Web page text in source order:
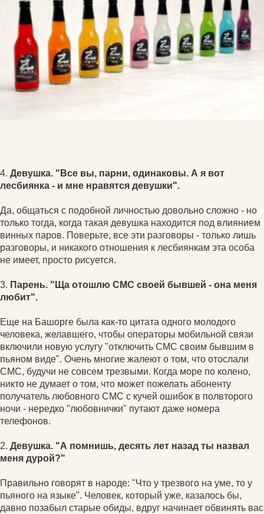
4. Девушка. "Все вы, парни, одинаковы. А я вот
лесбиянка - и мне нравятся девушки".
Да, общаться с подобной личностью довольно сложно - но
только тогда, когда такая девушка находится под влиянием
винных паров. Поверьте, все эти разговоры - только лишь
разговоры, и никакого отношения к лесбиянкам эта особа
не имеет, просто рисуется.
3. Парень. "Ща отошлю СМС своей бывшей - она меня
любит".
Еще на Башорге была как-то цитата одного молодого
человека, желавшего, чтобы операторы мобильной связи
включили новую услугу "отключить СМС своим бывшим в
пьяном виде". Очень многие жалеют о том, что отослали
СМС, будучи не совсем трезвыми. Когда море по колено,
никто не думает о том, что может пожелать абоненту
получатель любовного СМС с кучей ошибок в полвторого
ночи - нередко "любовнички" путают даже номера
телефонов.
2. Девушка. "А помнишь, десять лет назад ты назвал
меня дурой?"
Правильно говорят в народе: "Что у трезвого на уме, то у
пьяного на языке". Человек, который уже, казалось бы,
давно позабыл старые обиды, вдруг начинает обвинять вас